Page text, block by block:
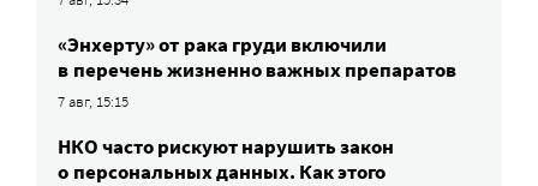
«Энхерту» от рака груди включили
в перечень жизненно важных препаратов
7 авг, 15:15
НКО часто рискуют нарушить закон
о персональных данных. Как этого